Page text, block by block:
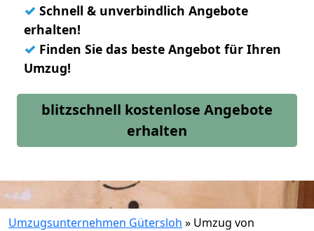
✓ Schnell & unverbindlich Angebote
erhalten!
✓ Finden Sie das beste Angebot für Ihren
Umzug!
blitzschnell kostenlose Angebote
erhalten
Umzugsunternehmen Gütersloh » Umzug von